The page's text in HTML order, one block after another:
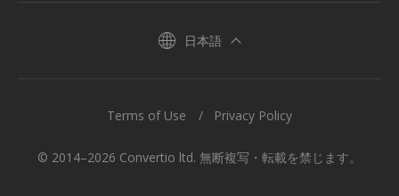
日本語
© 2014–2026 Convertio ltd. 無断複写・転載を禁じます。
Terms of Use Privacy Policy